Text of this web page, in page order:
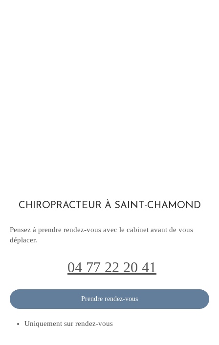
CHIROPRACTEUR À SAINT-CHAMOND
Pensez à prendre rendez-vous avec le cabinet avant de vous
déplacer.
04 77 22 20 41
Prendre rendez-vous
Uniquement sur rendez-vous